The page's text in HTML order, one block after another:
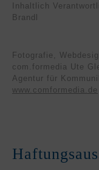
Inhaltlich
Brandl
Fotografie,
com.formedia Ute
Agentur für
www.comformedia.de